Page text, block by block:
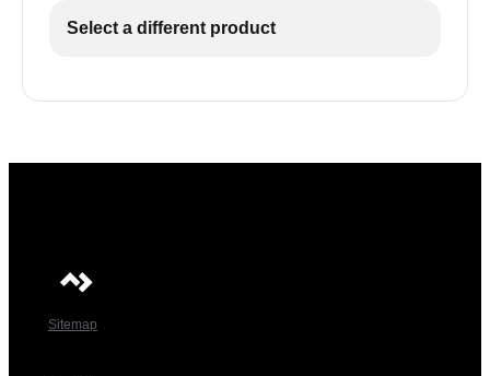
Select a different product
Sitemap